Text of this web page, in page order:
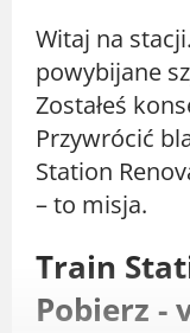
Witaj na
powybijane
Zostałeś
Przywrócić
Station
– to misja.
Train
Pobierz -